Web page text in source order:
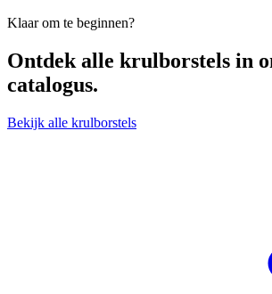
Klaar om te beginnen?
Ontdek alle krulborstels in
catalogus.
Bekijk alle krulborstels